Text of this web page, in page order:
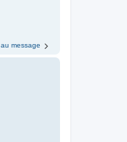
message